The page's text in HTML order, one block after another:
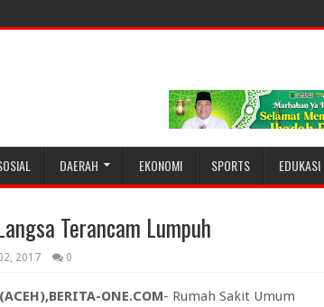
DAERAH EKONOMI SPORTS EDUKASI
Terancam Lumpuh
2017 0
ONE.COM- Rumah Sakit Umum